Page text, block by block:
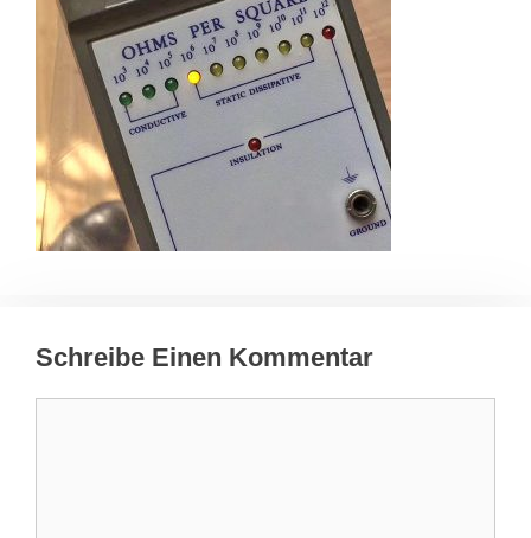
Schreibe Einen Kommentar